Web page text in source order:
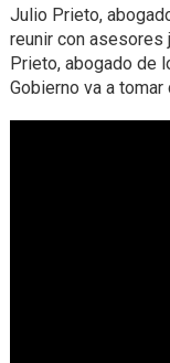
Julio Prieto,
reunir con
Prieto, abogado de
Gobierno va a tomar